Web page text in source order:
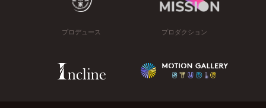
プロデュース プロダクション